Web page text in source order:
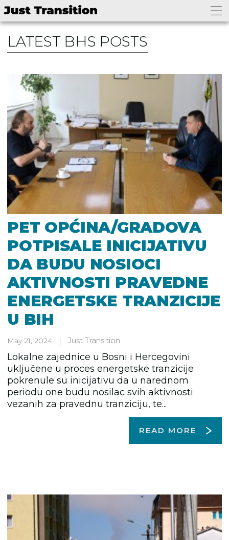
LATEST BHS POSTS
PET OPĆINA/GRADOVA
POTPISALE INICIJATIVU
DA BUDU NOSIOCI
AKTIVNOSTI PRAVEDNE
ENERGETSKE TRANZICIJE
U BIH
May 21, 2024 Just Transition
Lokalne zajednice u Bosni i Hercegovini
uključene u proces energetske tranzicije
pokrenule su inicijativu da u narednom
periodu one budu nosilac svih aktivnosti
vezanih za pravednu tranziciju, te...
READ MORE